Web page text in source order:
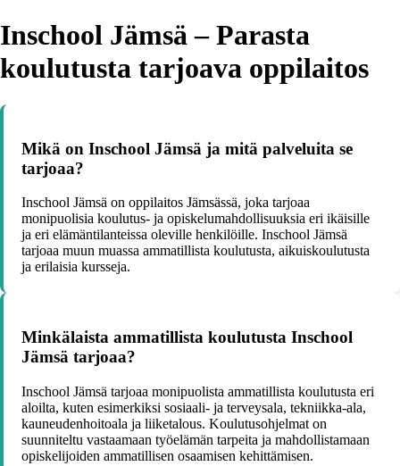
Inschool Jämsä – Parasta
koulutusta tarjoava oppilaitos
Mikä on Inschool Jämsä ja mitä palveluita se
tarjoaa?
Inschool Jämsä on oppilaitos Jämsässä, joka tarjoaa
monipuolisia koulutus- ja opiskelumahdollisuuksia eri ikäisille
ja eri elämäntilanteissa oleville henkilöille. Inschool Jämsä
tarjoaa muun muassa ammatillista koulutusta, aikuiskoulutusta
ja erilaisia kursseja.
Minkälaista ammatillista koulutusta Inschool
Jämsä tarjoaa?
Inschool Jämsä tarjoaa monipuolista ammatillista koulutusta eri
aloilta, kuten esimerkiksi sosiaali- ja terveysala, tekniikka-ala,
kauneudenhoitoala ja liiketalous. Koulutusohjelmat on
suunniteltu vastaamaan työelämän tarpeita ja mahdollistamaan
opiskelijoiden ammatillisen osaamisen kehittämisen.